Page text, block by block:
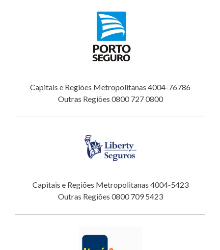
Capitais e Regiões Metropolitanas 4004-76786
Outras Regiões 0800 727 0800
Capitais e Regiões Metropolitanas 4004-5423
Outras Regiões 0800 709 5423